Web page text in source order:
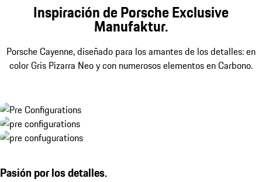
Inspiración de Porsche Exclusive
Manufaktur.
Porsche Cayenne, diseñado para los amantes de los detalles: en
color Gris Pizarra Neo y con numerosos elementos en Carbono.
Pasión por los detalles.